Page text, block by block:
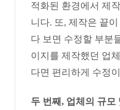
적화된 환경에서 제
니다. 또, 제작은 끝
다 보면 수정할 부분
이지를 제작했던 업
다면 편리하게 수정
두 번째, 업체의 규모